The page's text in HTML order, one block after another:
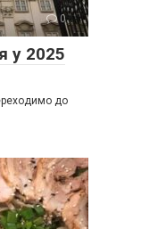
0
у 2025
до